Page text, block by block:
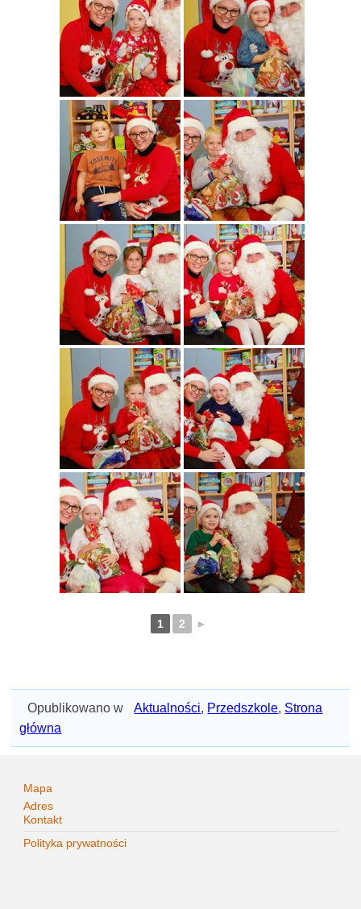
1 2 ►
Opublikowano w Aktualności, Przedszkole, Strona
główna
Mapa
Adres
Kontakt
Polityka prywatności